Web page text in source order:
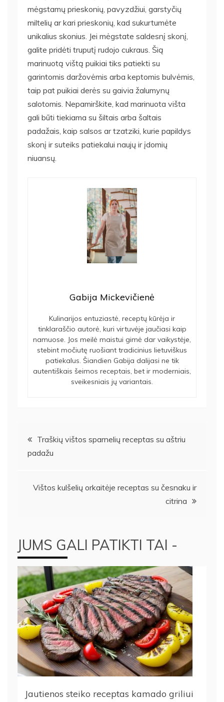
mėgstamų prieskonių, pavyzdžiui, garstyčių
miltelių ar kari prieskonių, kad sukurtumėte
unikalius skonius. Jei mėgstate saldesnį skonį,
galite pridėti truputį rudojo cukraus. Šią
marinuotą vištą puikiai tiks patiekti su
garintomis daržovėmis arba keptomis bulvėmis,
taip pat puikiai derės su gaivia žalumynų
salotomis. Nepamirškite, kad marinuota višta
gali būti tiekiama su šiltais arba šaltais
padažais, kaip salsos ar tzatziki, kurie papildys
skonį ir suteiks patiekalui naujų ir įdomių
niuansų.
Gabija Mickevičienė
Kulinarijos entuziastė, receptų kūrėja ir
tinklaraščio autorė, kuri virtuvėje jaučiasi kaip
namuose. Jos meilė maistui gimė dar vaikystėje,
stebint močiutę ruošiant tradicinius lietuviškus
patiekalus. Šiandien Gabija dalijasi ne tik
autentiškais šeimos receptais, bet ir moderniais,
sveikesniais jų variantais.
Navigacija
tarp
įrašų
Traškių vištos sparnelių receptas su aštriu
padažu
Vištos kulšelių orkaitėje receptas su česnaku ir
citrina
JUMS GALI PATIKTI TAI -
Jautienos steiko receptas kamado griliui